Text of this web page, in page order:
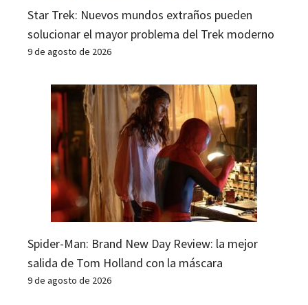
Star Trek: Nuevos mundos extraños pueden
solucionar el mayor problema del Trek moderno
9 de agosto de 2026
Spider-Man: Brand New Day Review: la mejor
salida de Tom Holland con la máscara
9 de agosto de 2026